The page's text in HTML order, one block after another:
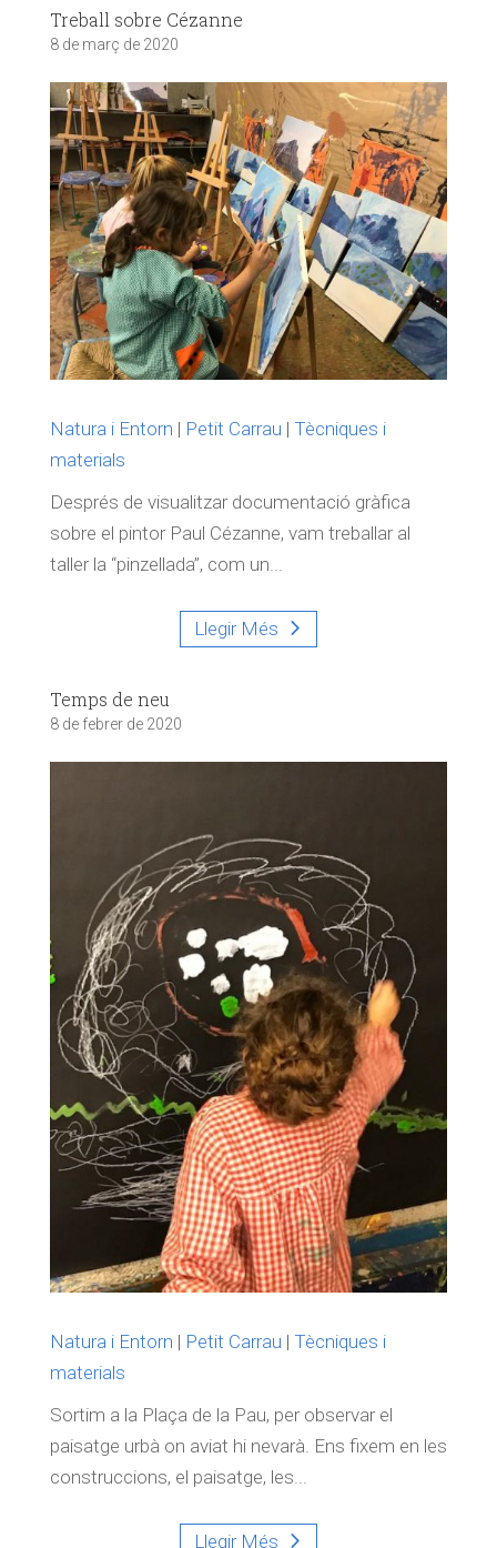
Treball sobre Cézanne
8 de març de 2020
Natura i Entorn | Petit Carrau | Tècniques i
materials
Després de visualitzar documentació gràfica
sobre el pintor Paul Cézanne, vam treballar al
taller la “pinzellada”, com un...
Llegir Més
Temps de neu
8 de febrer de 2020
Natura i Entorn | Petit Carrau | Tècniques i
materials
Sortim a la Plaça de la Pau, per observar el
paisatge urbà on aviat hi nevarà. Ens fixem en les
construccions, el paisatge, les...
Llegir Més